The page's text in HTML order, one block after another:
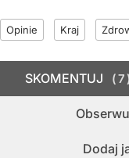
Opinie Kraj
Dodaj
SKOMENTUJ 7